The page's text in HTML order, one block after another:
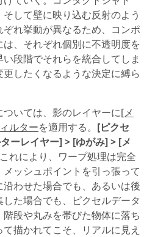
して壁に映り込む反射のよう
れ挙動が異なるため、コンポ
、それぞれ個別に不透明度を
段階でそれらを統合してしま
したくなるような決定に縛ら
いては、影のレイヤーに[メ
ルターを適用する。 [ピクセ
ーレイヤー] > [ゆがみ] > [メ
れにより、ワープ処理は完全
ッシュポイントを引っ張って
わせた場合でも、あるいは後
た場合でも、ピクセルデータ
段や丸みを帯びた物体に落ち
描かれてこそ、リアルに見え